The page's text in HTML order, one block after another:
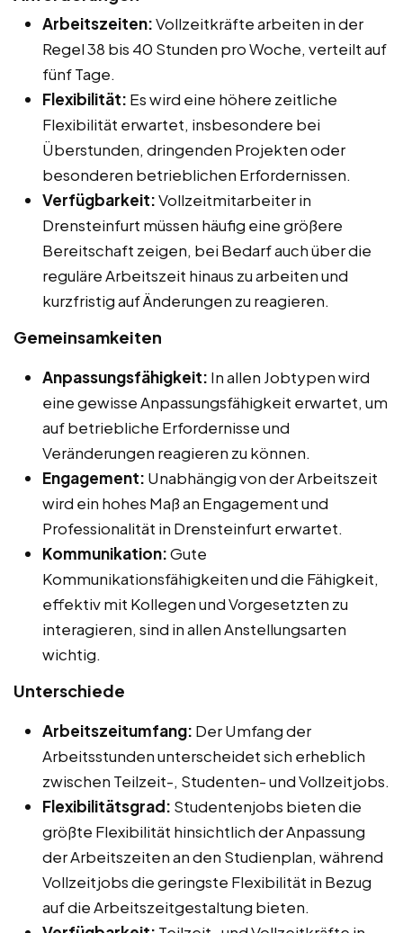
Arbeitszeiten:Vollzeitkräfte arbeiten in der
Regel 38 bis 40 Stunden pro Woche, verteilt auf
fünf Tage.
Flexibilität: Es wird eine höhere zeitliche
Flexibilität erwartet, insbesondere bei
Überstunden, dringenden Projekten oder
besonderen betrieblichen Erfordernissen.
Verfügbarkeit:Vollzeitmitarbeiter in
Drensteinfurt müssen häufig eine größere
Bereitschaft zeigen, bei Bedarf auch über die
reguläre Arbeitszeit hinaus zu arbeiten und
kurzfristig auf Änderungen zu reagieren.
Gemeinsamkeiten
Anpassungsfähigkeit: In allen Jobtypen wird
eine gewisse Anpassungsfähigkeit erwartet, um
auf betriebliche Erfordernisse und
Veränderungen reagieren zu können.
Engagement: Unabhängig von der Arbeitszeit
wird ein hohes Maß an Engagement und
Professionalität in Drensteinfurt erwartet.
Kommunikation:Gute
Kommunikationsfähigkeiten und die Fähigkeit,
effektiv mit Kollegen und Vorgesetzten zu
interagieren, sind in allen Anstellungsarten
wichtig.
Unterschiede
Arbeitszeitumfang: Der Umfang der
Arbeitsstunden unterscheidet sich erheblich
zwischen Teilzeit-, Studenten- und Vollzeitjobs.
Flexibilitätsgrad: Studentenjobs bieten die
größte Flexibilität hinsichtlich der Anpassung
der Arbeitszeiten an den Studienplan, während
Vollzeitjobs die geringste Flexibilität in Bezug
auf die Arbeitszeitgestaltung bieten.